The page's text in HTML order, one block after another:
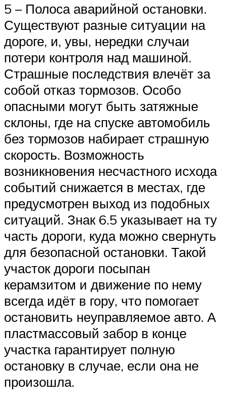
5 – Полоса аварийной остановки.
Существуют разные ситуации на
дороге, и, увы, нередки случаи
потери контроля над машиной.
Страшные последствия влечёт за
собой отказ тормозов. Особо
опасными могут быть затяжные
склоны, где на спуске автомобиль
без тормозов набирает страшную
скорость. Возможность
возникновения несчастного исхода
событий снижается в местах, где
предусмотрен выход из подобных
ситуаций. Знак 6.5 указывает на ту
часть дороги, куда можно свернуть
для безопасной остановки. Такой
участок дороги посыпан
керамзитом и движение по нему
всегда идёт в гору, что помогает
остановить неуправляемое авто. А
пластмассовый забор в конце
участка гарантирует полную
остановку в случае, если она не
произошла.